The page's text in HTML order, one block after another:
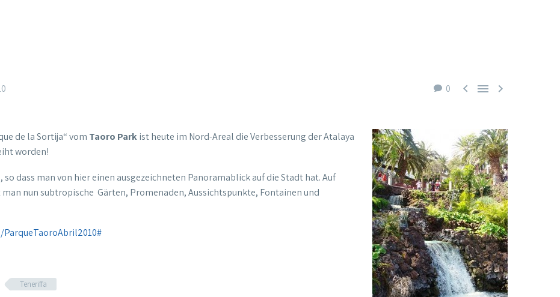
0   
de la Sortija“ vom Taoro Parkist heute im Nord-Areal die Verbesserung der Atalaya
worden!
dass man von hier einen ausgezeichneten Panoramablick auf die Stadt hat. Auf
nun subtropische Gärten, Promenaden, Aussichtspunkte, Fontainen und
Teneriffa